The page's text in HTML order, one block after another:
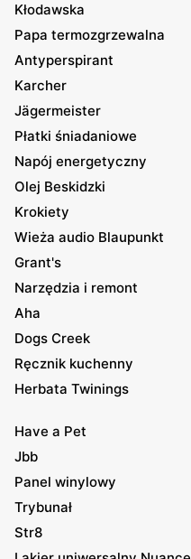
Kłodawska
Papa termozgrzewalna
Antyperspirant
Karcher
Jägermeister
Płatki śniadaniowe
Napój energetyczny
Olej Beskidzki
Krokiety
Wieża audio Blaupunkt
Grant's
Narzędzia i remont
Aha
Dogs Creek
Ręcznik kuchenny
Herbata Twinings
Have a Pet
Jbb
Panel winylowy
Trybunał
Str8